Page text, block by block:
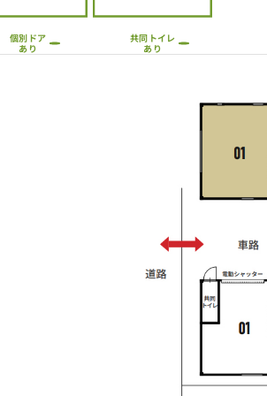
個別ドア
あり
共同トイレ
あり